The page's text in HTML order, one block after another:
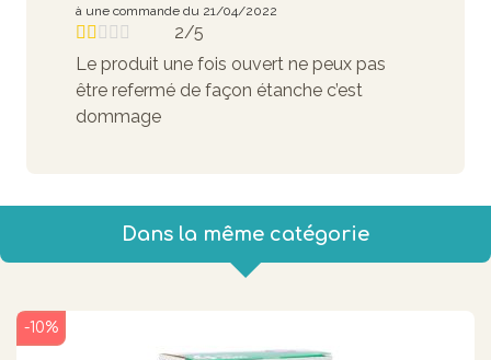
à une commande du 21/04/2022
2/5
Le produit une fois ouvert ne peux pas
être refermé de façon étanche c’est
dommage
Dans la même catégorie
-10%